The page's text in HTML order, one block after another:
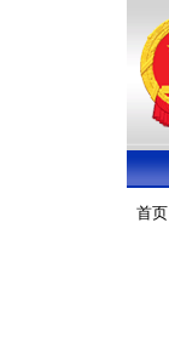
首页